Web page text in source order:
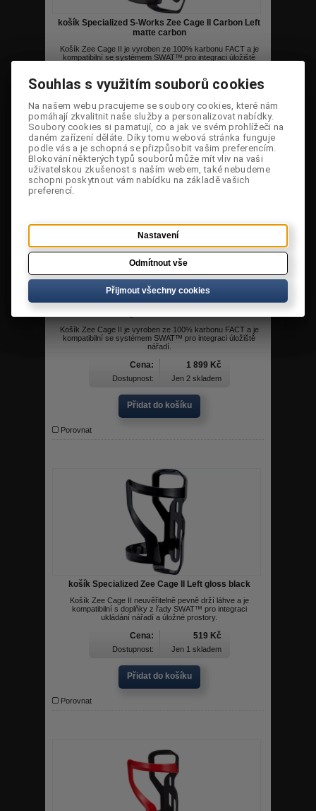
košík Specialized S-Works Zee Cage II Carbon Left
matte carbon
Košík Zee Cage II je vyroben ze 100% karbonu FACT a je
kompatibilní se systémem SWAT™ pro integraci úložiště
Cena: 1 899 Kč
Přidat do košíku
Porovnat
košík Specialized S-Works Zee Cage II Carbon
Košík Zee Cage II je vyroben ze 100% karbonu FACT a je
kompatibilní se systémem SWAT™ pro integraci úložiště
nářadí.
Cena: 1 899 Kč
Dostupnost: Jen 2 skladem
Přidat do košíku
Porovnat
košík Specialized Zee Cage II Left gloss black
Košík Zee Cage II neuvěřitelně pevně drží láhve a je
kompatibilní s doplňky z řady SWAT™ pro integraci
ukládání nářadí a úložné prostory.
Cena: 519 Kč
Dostupnost: Jen 1 skladem
Přidat do košíku
Porovnat
Souhlas s využitím souborů cookies
Na našem webu pracujeme se soubory cookies, které nám
pomáhají zkvalitnit naše služby a personalizovat nabídky.
Soubory cookies si pamatují, co a jak ve svém prohlížeči na
daném zařízení děláte. Díky tomu webová stránka funguje
podle vás a je schopná se přizpůsobit vašim preferencím.
Blokování některých typů souborů může mít vliv na vaši
uživatelskou zkušenost s naším webem, také nebudeme
schopni poskytnout vám nabídku na základě vašich
preferencí.
Nastavení
Odmítnout vše
Přijmout všechny cookies
Souhlas s využitím souborů cookies
Na našem webu pracujeme se soubory cookies, které nám
pomáhají zkvalitnit naše služby a personalizovat nabídky.
Soubory cookies si pamatují, co a jak ve svém prohlížeči na
daném zařízení děláte. Díky tomu webová stránka funguje
podle vás a je schopná se přizpůsobit vašim preferencím.
Blokování některých typů souborů může mít vliv na vaši
uživatelskou zkušenost s naším webem, také nebudeme
schopni poskytnout vám nabídku na základě vašich
preferencí.
Nastavení
Odmítnout vše
Přijmout všechny cookies